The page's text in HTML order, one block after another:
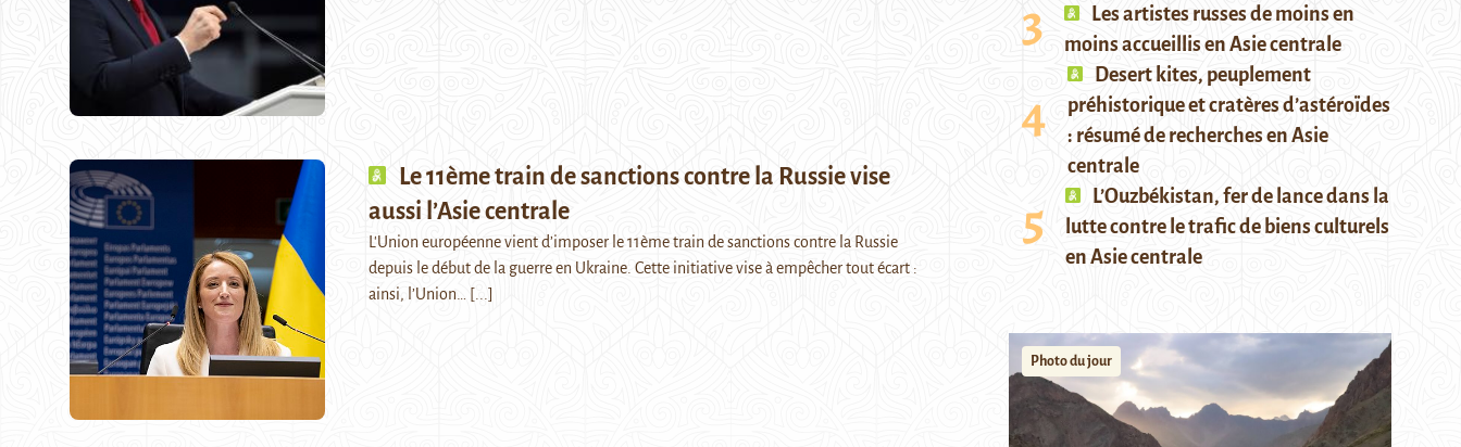
Le 11ème train de sanctions contre la Russie vise
aussi l’Asie centrale
L'Union européenne vient d’imposer le 11ème train de sanctions contre la Russie
depuis le début de la guerre en Ukraine. Cette initiative vise à empêcher tout écart :
ainsi, l’Union…
[...]
Les artistes russes de moins en
moins accueillis en Asie centrale
Desert kites, peuplement
préhistorique et cratères d’astéroïdes
: résumé de recherches en Asie
centrale
L’Ouzbékistan, fer de lance dans la
lutte contre le trafic de biens culturels
en Asie centrale
Photo du jour